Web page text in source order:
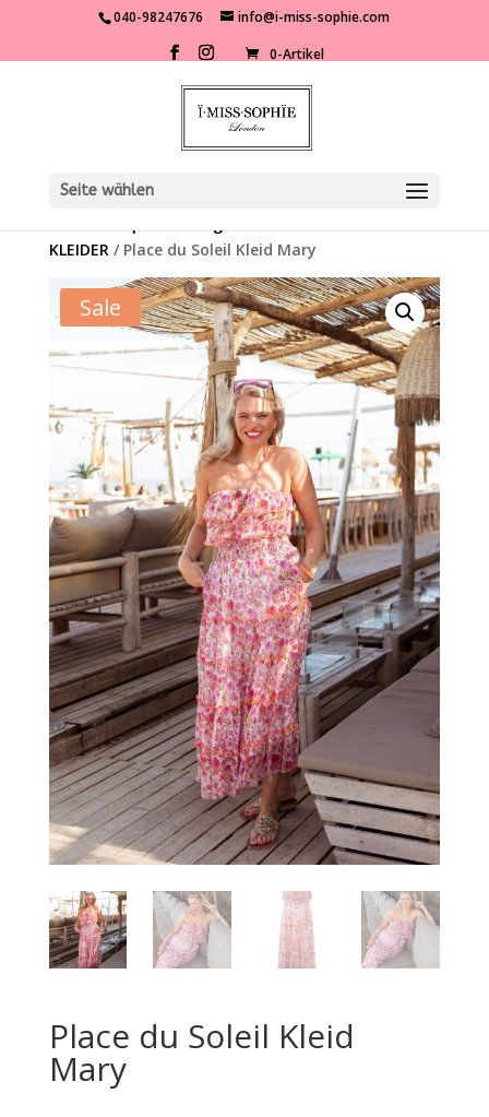
040-98247676 info@i-miss-sophie.com
0-Artikel
Seite wählen
KLEIDER/ Place du Soleil Kleid Mary
Sale
Place du Soleil Kleid
Mary